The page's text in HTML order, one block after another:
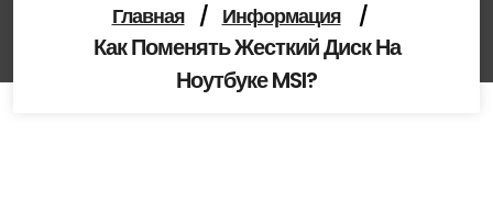
Главная / Информация /
Как Поменять Жесткий Диск На
Ноутбуке MSI?